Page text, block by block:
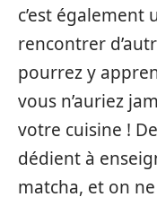
c’est également
rencontrer
pourrez y
vous n’auriez
votre cuisine !
dédient à
matcha, et on